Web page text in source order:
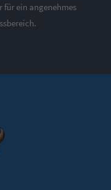
für ein angenehmes